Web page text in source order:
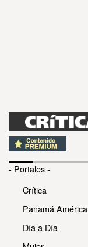
- Portales -
Crítica
Panamá América
Día a Día